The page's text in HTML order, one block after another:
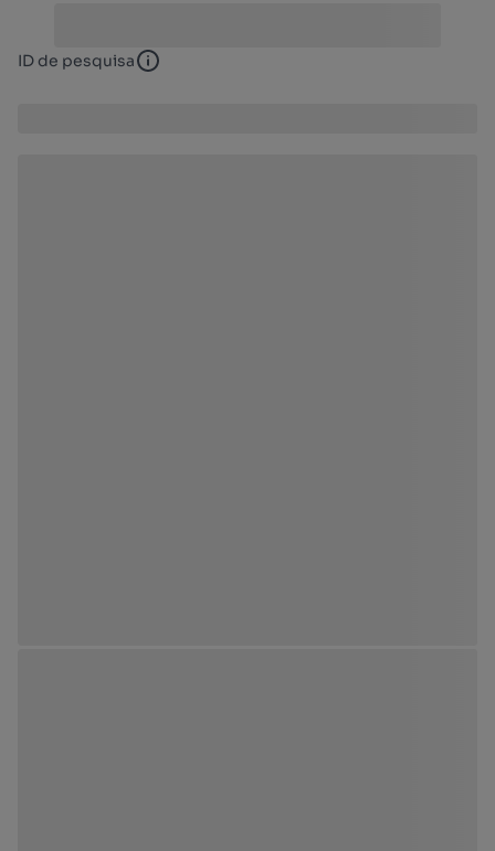
ID de pesquisa ID de pesquisa